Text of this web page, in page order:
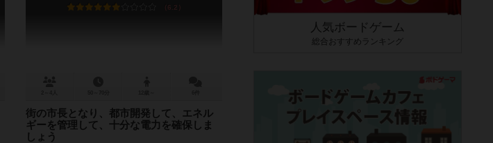
6.2
街の市長となり、都市開発して、エネル
ギーを管理して、十分な電力を確保しま
しょう
人気ボードゲーム
総合おすすめランキング